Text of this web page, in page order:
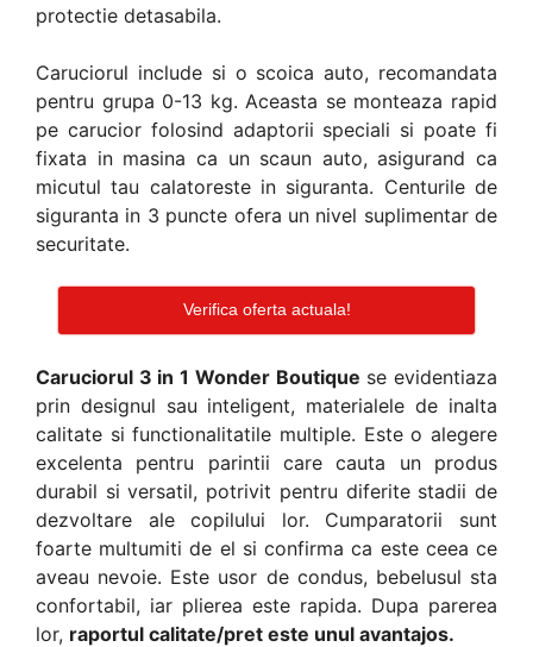
protectie detasabila.
Caruciorul include si o scoica auto, recomandata
pentru grupa 0-13 kg. Aceasta se monteaza rapid
pe carucior folosind adaptorii speciali si poate fi
fixata in masina ca un scaun auto, asigurand ca
micutul tau calatoreste in siguranta. Centurile de
siguranta in 3 puncte ofera un nivel suplimentar de
securitate.
Verifica oferta actuala!
Caruciorul 3 in 1 Wonder Boutique se evidentiaza
prin designul sau inteligent, materialele de inalta
calitate si functionalitatile multiple. Este o alegere
excelenta pentru parintii care cauta un produs
durabil si versatil, potrivit pentru diferite stadii de
dezvoltare ale copilului lor. Cumparatorii sunt
foarte multumiti de el si confirma ca este ceea ce
aveau nevoie. Este usor de condus, bebelusul sta
confortabil, iar plierea este rapida. Dupa parerea
lor, raportul calitate/pret este unul avantajos.